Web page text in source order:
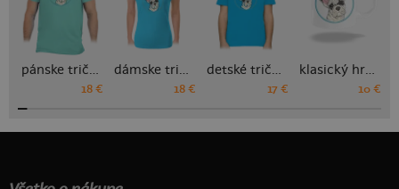
pánske tričko
18 €
dámske tričko
18 €
detské tričko
17 €
klasický hrnček
10 €